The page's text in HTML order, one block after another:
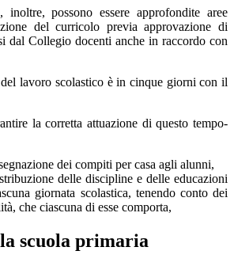
inoltre, possono essere approfondite aree
del curricolo previa approvazione di
dal Collegio docenti anche in raccordo con
lavoro scolastico è in cinque giorni con il
la corretta attuazione di questo tempo-
dei compiti per casa agli alunni,
delle discipline e delle educazioni
giornata scolastica, tenendo conto dei
che ciascuna di esse comporta,
scuola primaria